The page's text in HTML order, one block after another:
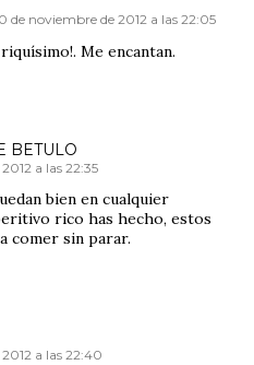
de noviembre de 2012 a las 22:05
Me encantan.
BETULO
a las 22:35
bien en cualquier
rico has hecho, estos
comer sin parar.
a las 22:40